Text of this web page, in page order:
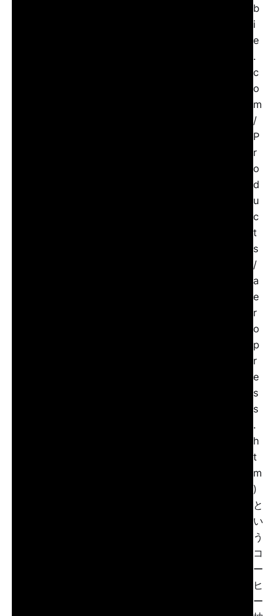
b
i
e
.
c
o
m
/
P
r
o
d
u
c
t
s
/
a
e
r
o
p
r
e
s
s
.
h
t
m
)
と
い
う
コ
ー
ヒ
ー